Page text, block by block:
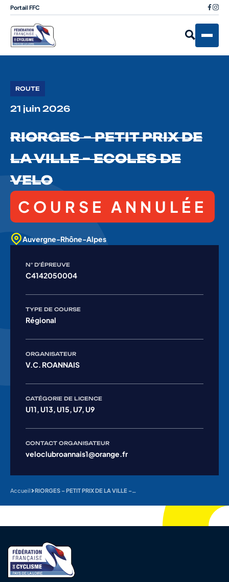
Portail FFC
ROUTE
21 juin 2026
RIORGES – PETIT PRIX DE
LA VILLE – ECOLES DE
VELO
COURSE ANNULÉE
Auvergne-Rhône-Alpes
N° D'ÉPREUVE
C4142050004
TYPE DE COURSE
Régional
ORGANISATEUR
V.C. ROANNAIS
CATÉGORIE DE LICENCE
U11, U13, U15, U7, U9
CONTACT ORGANISATEUR
veloclubroannais1@orange.fr
Accueil RIORGES – PETIT PRIX DE LA VILLE – ECOLES DE VELO